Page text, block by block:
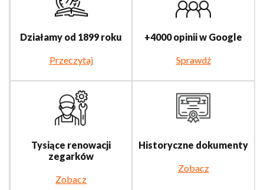
Działamy od 1899 roku
Przeczytaj
+4000 opinii w Google
Sprawdź
Tysiące renowacji
zegarków
Zobacz
Historyczne dokumenty
Zobacz